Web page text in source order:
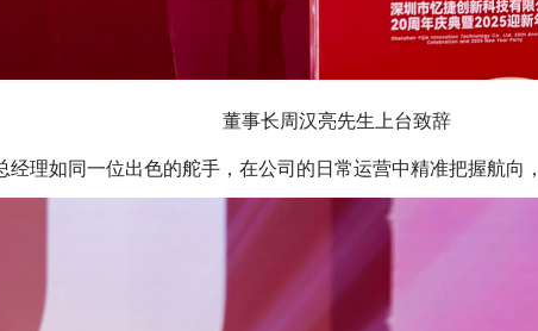
董事长周汉亮先生上台致辞
理如同一位出色的舵手，在公司的日常运营中精准把握航向